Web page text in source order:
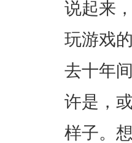
说起来
玩游戏
去十年
许是，
样子。